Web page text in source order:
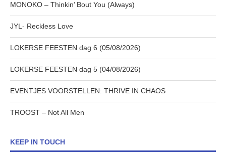
MONOKO – Thinkin’ Bout You (Always)
JYL- Reckless Love
LOKERSE FEESTEN dag 6 (05/08/2026)
LOKERSE FEESTEN dag 5 (04/08/2026)
EVENTJES VOORSTELLEN: THRIVE IN CHAOS
TROOST – Not All Men
KEEP IN TOUCH